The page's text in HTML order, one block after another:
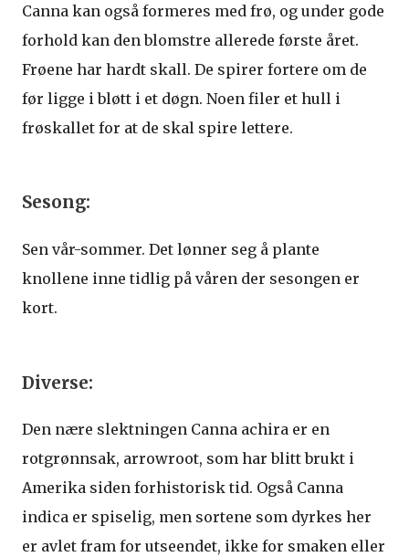
Canna kan også formeres med frø, og under gode
forhold kan den blomstre allerede første året.
Frøene har hardt skall. De spirer fortere om de
før ligge i bløtt i et døgn. Noen filer et hull i
frøskallet for at de skal spire lettere.
Sesong:
Sen vår-sommer. Det lønner seg å plante
knollene inne tidlig på våren der sesongen er
kort.
Diverse:
Den nære slektningen Canna achira er en
rotgrønnsak, arrowroot, som har blitt brukt i
Amerika siden forhistorisk tid. Også Canna
indica er spiselig, men sortene som dyrkes her
er avlet fram for utseendet, ikke for smaken eller